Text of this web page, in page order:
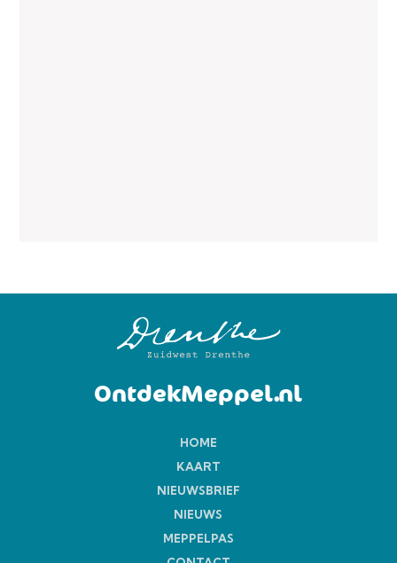
OntdekMeppel.nl
HOME
KAART
NIEUWSBRIEF
NIEUWS
MEPPELPAS